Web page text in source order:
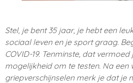
Stel, je bent 35 jaar, je hebt een
sociaal leven en je sport graag.
COVID-19. Tenminste, dat
mogelijkheid om te testen. Na een
griepverschijnselen merk je dat je